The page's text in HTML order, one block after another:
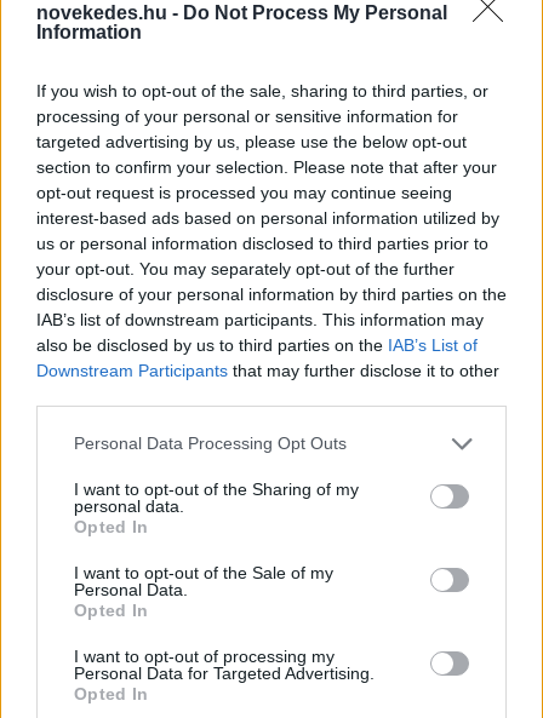
novekedes.hu - Do Not Process My Personal
Information
If you wish to opt-out of the sale, sharing to third parties, or
processing of your personal or sensitive information for
targeted advertising by us, please use the below opt-out
section to confirm your selection. Please note that after your
opt-out request is processed you may continue seeing
interest-based ads based on personal information utilized by
us or personal information disclosed to third parties prior to
your opt-out. You may separately opt-out of the further
disclosure of your personal information by third parties on the
IAB’s list of downstream participants. This information may
also be disclosed by us to third parties on the IAB’s List of
Downstream Participants that may further disclose it to other
Please note that this website/app uses one or more Google
not limited to your visit or usage behaviour. You may click to
grant or deny consent to Google and its third-party tags to
use your data for below specified purposes in below Google
consent section.
Personal Data Processing Opt Outs
I want to opt-out of the Sharing of my
personal data.
Opted In
I want to opt-out of the Sale of my
Personal Data.
Opted In
I want to opt-out of processing my
Personal Data for Targeted Advertising.
Opted In
FRISS HÍREK
Ezer hajóból állhat a híres orosz
árnyékflotta
HÍREK 30 perce
között: az olaszok ellen ellenőrzést akar
bevezetni Madrid, gyorsan megérkezett a
HÍREK 42 perce
Megengedi Trump, hogy ukránok